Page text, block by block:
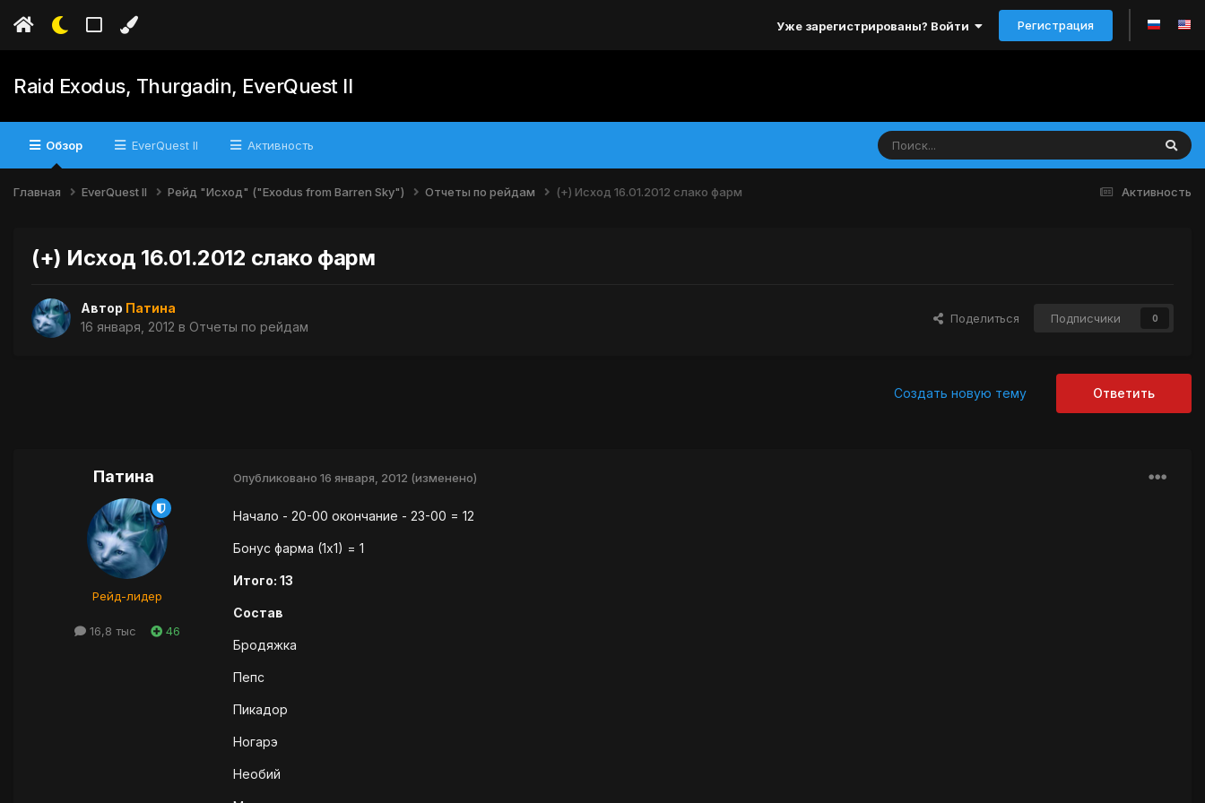
Уже зарегистрированы? Войти Регистрация
Raid Exodus, Thurgadin, EverQuest II
Обзор EverQuest II Активность
Активность
Главная EverQuest II Рейд "Исход" ("Exodus from Barren Sky") Отчеты по рейдам (+) Исход 16.01.2012 слако фарм
(+) Исход 16.01.2012 слако фарм
Автор Патина
16 января, 2012 в Отчеты по рейдам
Поделиться Подписчики 0
Ответить
Создать новую тему
Патина
Рейд-лидер
16,8 тыс 46
Опубликовано 16 января, 2012 (изменено)
Начало - 20-00 окончание - 23-00 = 12
Бонус фарма (1х1) = 1
Итого: 13
Состав
Бродяжка
Пепс
Пикадор
Ногарэ
Необий